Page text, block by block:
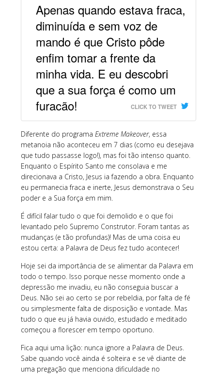
Apenas quando estava fraca,
diminuída e sem voz de
mando é que Cristo pôde
enfim tomar a frente da
minha vida. E eu descobri
que a sua força é como um
furacão!
CLICK TO TWEET
Diferente do programa Extreme Makeover, essa
metanoia não aconteceu em 7 dias (como eu desejava
que tudo passasse logo!), mas foi tão intenso quanto.
Enquanto o Espírito Santo me consolava e me
direcionava a Cristo, Jesus ia fazendo a obra. Enquanto
eu permanecia fraca e inerte, Jesus demonstrava o Seu
poder e a Sua força em mim.
É difícil falar tudo o que foi demolido e o que foi
levantado pelo Supremo Construtor. Foram tantas as
mudanças (e tão profundas)! Mas de uma coisa eu
estou certa: a Palavra de Deus fez tudo acontecer!
Hoje sei da importância de se alimentar da Palavra em
todo o tempo. Isso porque nesse momento onde a
depressão me invadiu, eu não conseguia buscar a
Deus. Não sei ao certo se por rebeldia, por falta de fé
ou simplesmente falta de disposição e vontade. Mas
tudo o que eu já havia ouvido, estudado e meditado
começou a florescer em tempo oportuno.
Fica aqui uma lição: nunca ignore a Palavra de Deus.
Sabe quando você ainda é solteira e se vê diante de
uma pregação que menciona dificuldade no